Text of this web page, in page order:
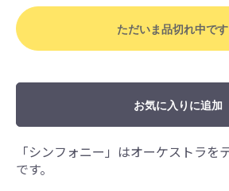
ただいま品切れ中です
お気に入りに追加
「シンフォニー」はオーケストラを
です。